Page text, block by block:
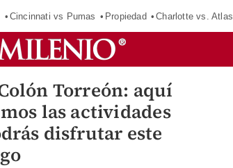
Cincinnati vs Pumas Propiedad Charlotte vs. Atlas
Torreón: aquí
las actividades
disfrutar este